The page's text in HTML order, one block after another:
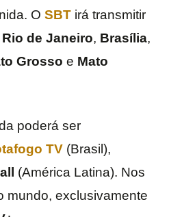
O SBT irá transmitir
Rio de Janeiro, Brasília,
Grosso e Mato
poderá ser
TV (Brasil),
(América Latina). Nos
mundo, exclusivamente